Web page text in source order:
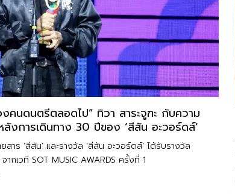
คนดนตรีตลอดไป” ทิวา สาระจูฑะ กับความ
งการเดินทาง 30 ปีของ ‘สีสัน อะวอร์ดส์’
าร ‘สีสัน’ และรางวัล ‘สีสัน อะวอร์ดส์’ ได้รับรางวัล
เวที SOT MUSIC AWARDS ครั้งที่ 1